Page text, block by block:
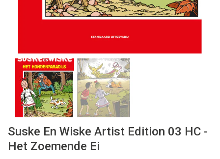
CADEAUBON
Suske En Wiske Artist Edition 03 HC -
Het Zoemende Ei